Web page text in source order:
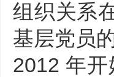
组织关系
基层党员
2012 年